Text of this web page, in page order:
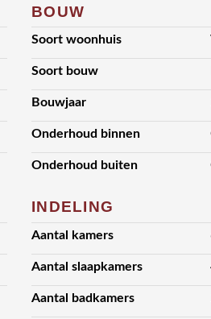
BOUW
Soort woonhuis
Soort bouw
Bouwjaar
Onderhoud binnen
Onderhoud buiten
INDELING
Aantal kamers
Aantal slaapkamers
Aantal badkamers